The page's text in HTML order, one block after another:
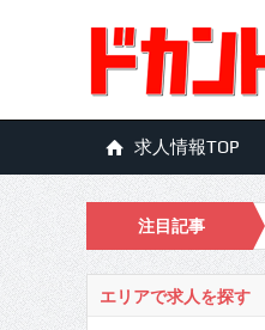
求人情報TOP
注目記事
エリアで求人を探す